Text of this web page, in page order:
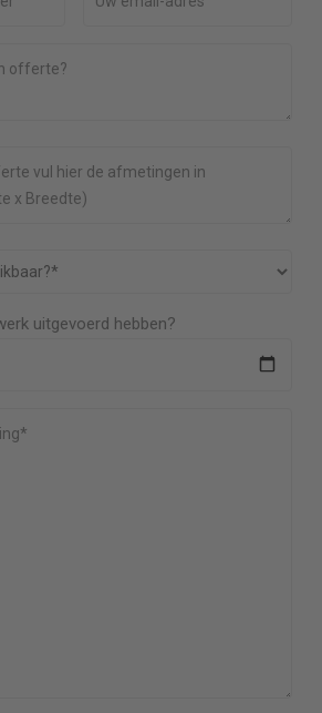
uitgevoerd hebben?